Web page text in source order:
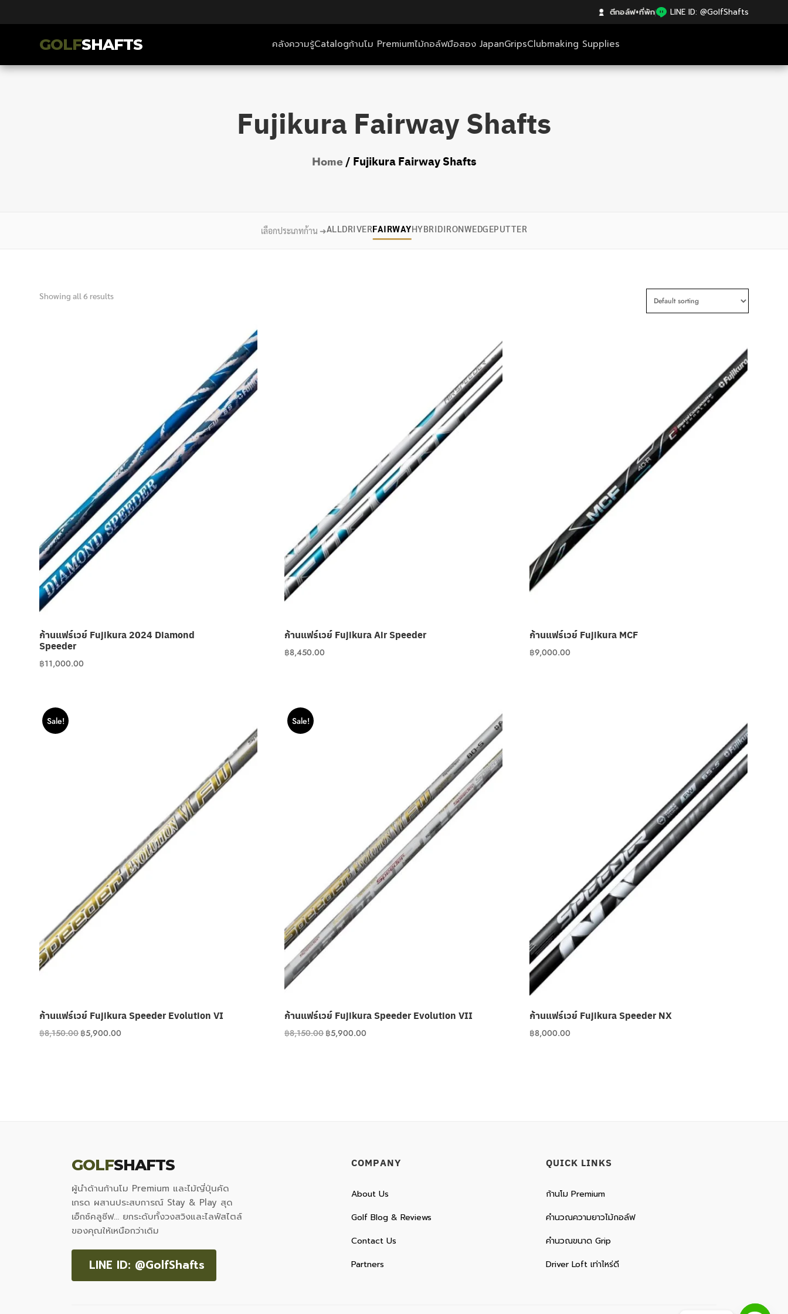
ตีกอล์ฟ+ที่พัก| LINE ID: @GolfShafts
GOLFSHAFTS คลังความรู้Catalogก้านโม Premiumไม้กอล์ฟมือสอง JapanGripsClubmaking Supplies
คลังความรู้
Grips
Fujikura Fairway Shafts
Home/ Fujikura Fairway Shafts
เลือกประเภทก้าน ➜ALLDRIVERFAIRWAYHYBRIDIRONWEDGEPUTTER
Showing all 6 results
ก้านแฟร์เวย์ Fujikura 2024 Diamond
Speeder
฿11,000.00
ก้านแฟร์เวย์ Fujikura Air Speeder
฿8,450.00
ก้านแฟร์เวย์ Fujikura MCF
฿9,000.00
Sale!
ก้านแฟร์เวย์ Fujikura Speeder Evolution VI
฿8,150.00 Original
฿5,900.00
Sale!
ก้านแฟร์เวย์ Fujikura Speeder Evolution VII
฿8,150.00 Original
฿5,900.00
ก้านแฟร์เวย์ Fujikura Speeder NX
฿8,000.00
GOLFSHAFTS
ผู้นำด้านก้านโม Premium และไม้ญี่ปุ่นคัด
เกรด ผสานประสบการณ์ Stay & Play สุด
เอ็กซ์คลูซีฟ... ยกระดับทั้งวงสวิงและไลฟ์สไตล์
ของคุณให้เหนือกว่าเดิม
LINE ID: @GolfShafts
COMPANY
About Us
Golf Blog & Reviews
Contact Us
Partners
QUICK LINKS
ก้านโม Premium
คำนวณความยาวไม้กอล์ฟ
คำนวณขนาด Grip
Driver Loft เท่าไหร่ดี